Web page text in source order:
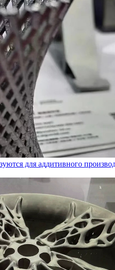
для аддитивного